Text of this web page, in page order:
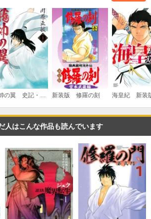
（３）
必要ポイント：540
購入する
（４）
必要ポイント：540
（５）
必要ポイント：540
購入する
（６）
必要ポイント：540
龍帥の翼 史記・留侯世家異伝 新装版 修羅の刻 海皇紀 新装
人はこんな作品も読んでいます